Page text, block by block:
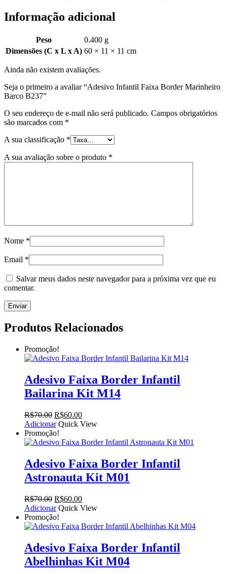
Informação adicional
Peso
0.400 g
Dimensões (C x L x A) 60 × 11 × 11 cm
Ainda não existem avaliações.
Seja o primeiro a avaliar “Adesivo Infantil Faixa Border Marinheiro
Barco B237”
O seu endereço de e-mail não será publicado. Campos obrigatórios
são marcados com *
A sua classificação *
A sua avaliação sobre o produto *
Nome *
Email *
Salvar meus dados neste navegador para a próxima vez que eu
comentar.
Produtos Relacionados
Promoção!
Adesivo Faixa Border Infantil
Bailarina Kit M14
R$70.00 O
preço
original
era:
R$60.00O
preço
é:
Adicionar Quick View
Promoção!
Adesivo Faixa Border Infantil
Astronauta Kit M01
R$70.00 O
preço
original
era:
R$60.00O
preço
é:
Adicionar Quick View
Promoção!
Adesivo Faixa Border Infantil
Abelhinhas Kit M04